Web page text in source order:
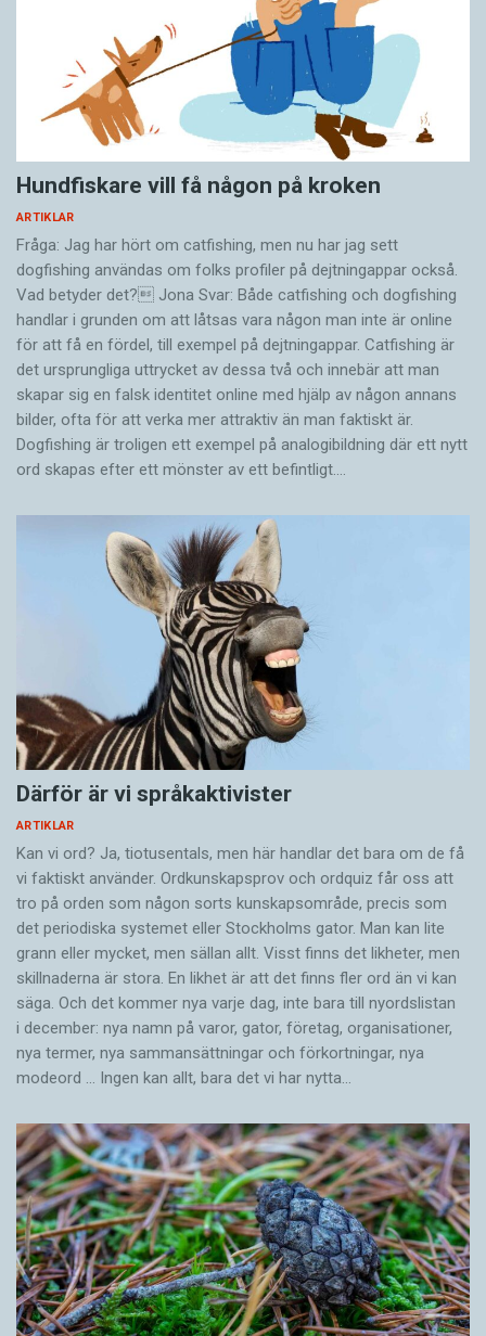
Hundfiskare vill få någon på kroken
ARTIKLAR
Fråga: Jag har hört om catfishing, men nu har jag sett
dogfishing användas om folks profiler på dejtningappar också.
Vad betyder det? Jona Svar: Både catfishing och dogfishing
handlar i grunden om att låtsas vara någon man inte är online
för att få en fördel, till exempel på dejtningappar. Catfishing är
det ursprungliga uttrycket av dessa två och innebär att man
skapar sig en falsk identitet online med hjälp av någon annans
bilder, ofta för att verka mer attraktiv än man faktiskt är.
Dogfishing är troligen ett exempel på analogibildning där ett nytt
ord skapas efter ett mönster av ett befintligt.…
Därför är vi språkaktivister
ARTIKLAR
Kan vi ord? Ja, tiotusentals, men här handlar det bara om de få
vi faktiskt använder. Ordkunskapsprov och ordquiz får oss att
tro på orden som någon sorts kunskapsområde, precis som
det periodiska systemet eller Stockholms gator. Man kan lite
grann eller mycket, men sällan allt. Visst finns det likheter, men
skillnaderna är stora. En likhet är att det finns fler ord än vi kan
säga. Och det kommer nya varje dag, inte bara till nyordslistan
i december: nya namn på varor, gator, företag, organisationer,
nya termer, nya samman­sättningar och förkortningar, nya
modeord … Ingen kan allt, bara det vi har nytta…